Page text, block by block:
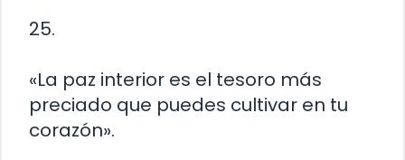
25.
«La paz interior es el tesoro más
preciado que puedes cultivar en tu
corazón».